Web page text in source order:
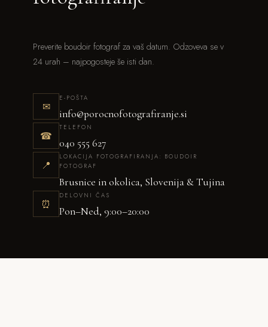
Preverite boudoir fotograf za vaš datum. Odzoveva se v
24 urah – najpogosteje še isti dan.
✉
E-POŠTA
info@porocnofotografiranje.si
☎
TELEFON
040 555 627
📍
LOKACIJA FOTOGRAFIRANJA: BOUDOIR
FOTOGRAF
Brusnice in okolica, Slovenija & Tujina
⏰
DELOVNI ČAS
Pon–Ned, 9:00–20:00